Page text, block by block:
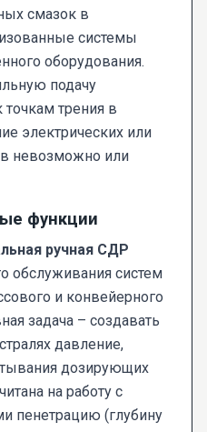
смазок в
системы
оборудования.
подачу
точкам трения в
электрических или
невозможно или
функции
ручная СДР
обслуживания систем
и конвейерного
задача – создавать
давление,
дозирующих
на работу с
пенетрацию (глубину